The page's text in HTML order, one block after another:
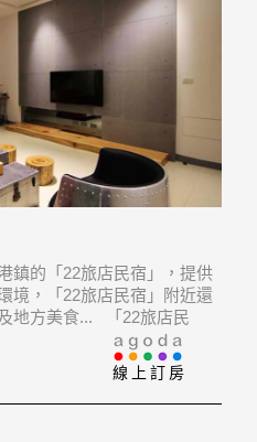
鎮的「22旅店民宿」，提供
境，「22旅店民宿」附近還
地方美食... 「22旅店民
船頭里18鄰大成路22巷22號
線上訂房